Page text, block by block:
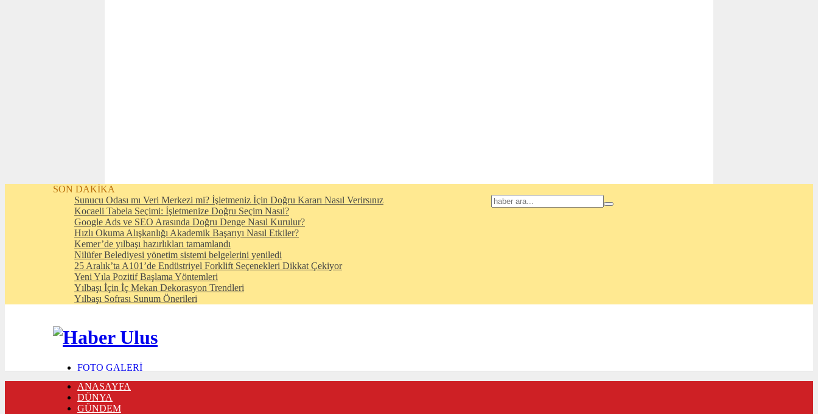
SON DAKİKA
Sunucu Odası mı Veri Merkezi mi? İşletmeniz İçin Doğru Kararı Nasıl Verirsınız
Kocaeli Tabela Seçimi: İşletmenize Doğru Seçim Nasıl?
Google Ads ve SEO Arasında Doğru Denge Nasıl Kurulur?
Hızlı Okuma Alışkanlığı Akademik Başarıyı Nasıl Etkiler?
Kemer’de yılbaşı hazırlıkları tamamlandı
Nilüfer Belediyesi yönetim sistemi belgelerini yeniledi
25 Aralık’ta A101’de Endüstriyel Forklift Seçenekleri Dikkat Çekiyor
Yeni Yıla Pozitif Başlama Yöntemleri
Yılbaşı İçin İç Mekan Dekorasyon Trendleri
Yılbaşı Sofrası Sunum Önerileri
FOTO GALERİ
TRAFİK DURUMU
NÖBETÇİ ECZANELER
CANLI SONUÇLAR
ANASAYFA
DÜNYA
GÜNDEM